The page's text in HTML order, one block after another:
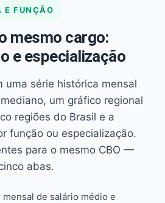
E FUNÇÃO
mesmo cargo:
e especialização
uma série histórica mensal
um gráfico regional
regiões do Brasil e a
função ou especialização.
para o mesmo CBO —
abas.
mensal de salário médio e